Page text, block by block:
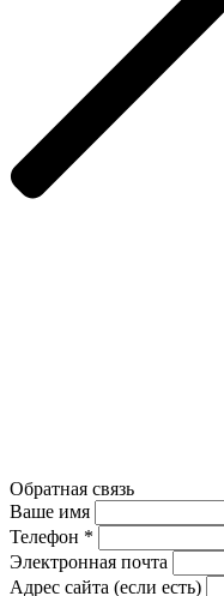
Обратная связь
Ваше имя
Телефон *
Электронная почта
Адрес сайта (если есть)